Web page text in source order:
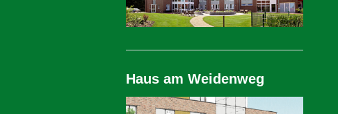
Haus am Weidenweg